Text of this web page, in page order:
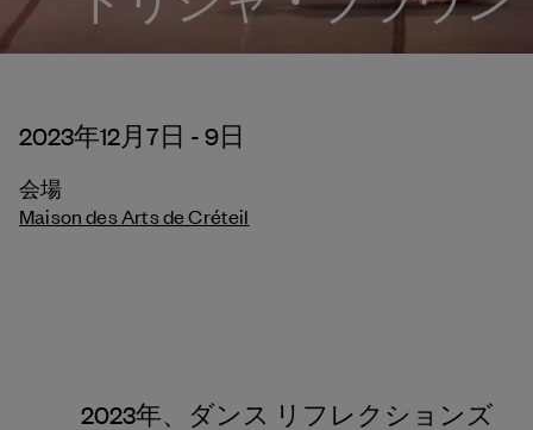
2023年12月7日 - 9日
会場
Maison des Arts de Créteil
2023年、ダンス リフレクションズ